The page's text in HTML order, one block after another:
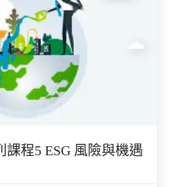
程5 ESG 風險與機遇